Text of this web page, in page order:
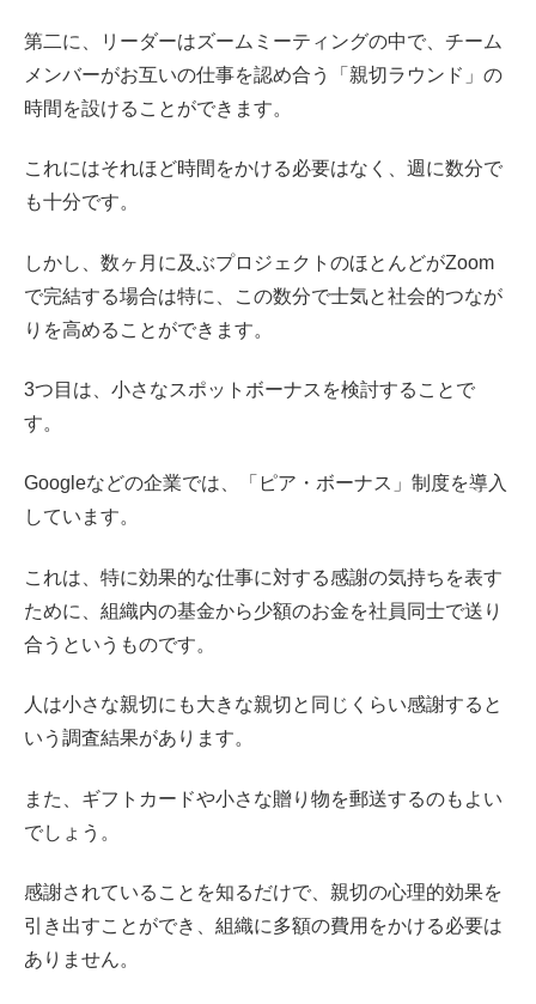
第二に、リーダーはズームミーティングの中で、チーム
メンバーがお互いの仕事を認め合う「親切ラウンド」の
時間を設けることができます。
これにはそれほど時間をかける必要はなく、週に数分で
も十分です。
しかし、数ヶ月に及ぶプロジェクトのほとんどがZoom
で完結する場合は特に、この数分で士気と社会的つなが
りを高めることができます。
3つ目は、小さなスポットボーナスを検討することで
す。
Googleなどの企業では、「ピア・ボーナス」制度を導入
しています。
これは、特に効果的な仕事に対する感謝の気持ちを表す
ために、組織内の基金から少額のお金を社員同士で送り
合うというものです。
人は小さな親切にも大きな親切と同じくらい感謝すると
いう調査結果があります。
また、ギフトカードや小さな贈り物を郵送するのもよい
でしょう。
感謝されていることを知るだけで、親切の心理的効果を
引き出すことができ、組織に多額の費用をかける必要は
ありません。